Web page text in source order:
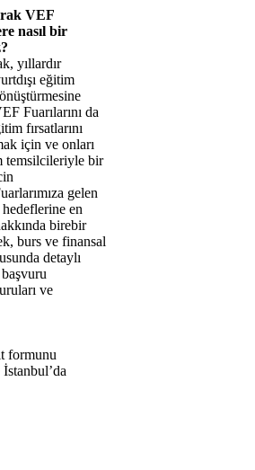
VEF
nasıl bir
yıllardır
eğitim
Fuarılarını da
fırsatlarını
için ve onları
temsilcileriyle bir
gelen
en
birebir
burs ve finansal
detaylı
ve
formunu